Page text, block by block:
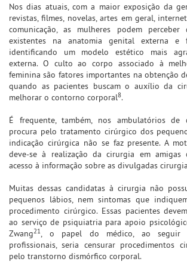
Nos dias atuais, com a maior exposição da
revistas, filmes, novelas, artes em geral,
comunicação, as mulheres podem perceber
existentes na anatomia genital externa e
identificando um modelo estético mais
externa. O culto ao corpo associado à
feminina são fatores importantes na obtenção
quando as pacientes buscam o auxílio da
melhorar o contorno corporal8.
É frequente, também, nos ambulatórios de
procura pelo tratamento cirúrgico dos
indicação cirúrgica não se faz presente. A
deve-se à realização da cirurgia em
acesso à informação sobre as divulgadas
Muitas dessas candidatas à cirurgia não
pequenos lábios, nem sintomas que
procedimento cirúrgico. Essas pacientes
ao serviço de psiquiatria para apoio
Zwang21, o papel do médico, ao seguir
profissionais, seria censurar procedimentos
pelo transtorno dismórfico corporal.